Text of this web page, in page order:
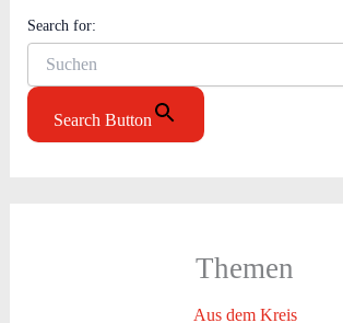
Search for:
Search Button
Themen
Aus dem Kreis